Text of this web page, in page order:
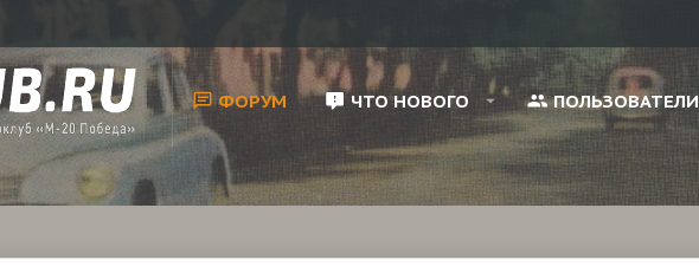
ФОРУМ ЧТО НОВОГО ПОЛЬЗОВАТЕЛИ